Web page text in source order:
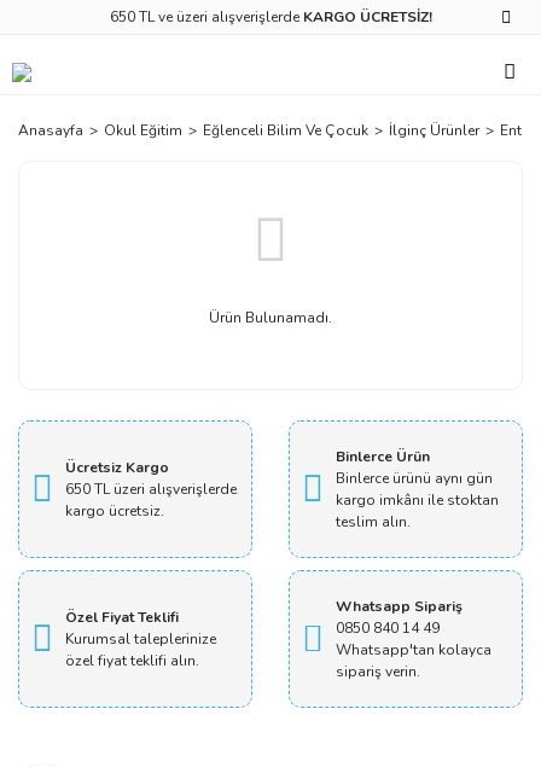
650 TL ve üzeri alışverişlerde KARGO ÜCRETSİZ!
Anasayfa Okul Eğitim Eğlenceli Bilim Ve Çocuk İlginç Ürünler
Ürün Bulunamadı.
Ücretsiz Kargo
650 TL üzeri alışverişlerde
kargo ücretsiz.
Binlerce Ürün
Binlerce ürünü aynı gün
kargo imkânı ile stoktan
teslim alın.
Özel Fiyat Teklifi
Kurumsal taleplerinize
özel fiyat teklifi alın.
Whatsapp Sipariş
0850 840 14 49
Whatsapp'tan kolayca
sipariş verin.